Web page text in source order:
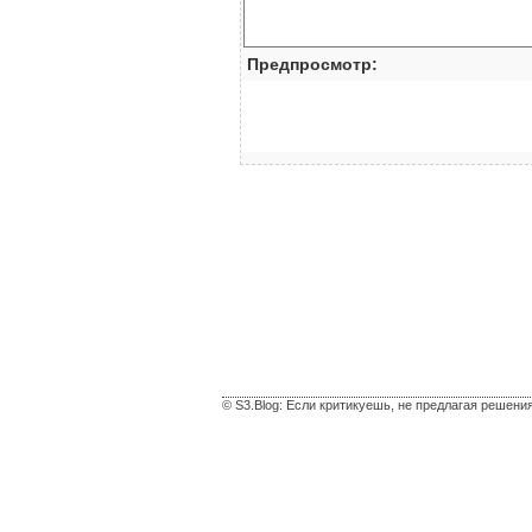
Предпросмотр:
© S3.Blog: Если критикуешь, не предлагая